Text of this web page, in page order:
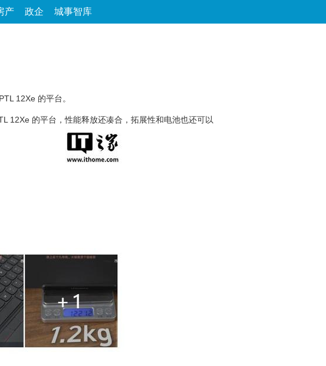
产 政企 城事智库
12Xe 的平台。
的平台，性能释放还凑合，拓展性和电池也还可以